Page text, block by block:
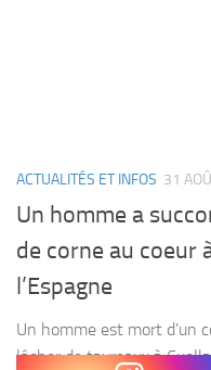
ACTUALITÉS ET INFOS 31
Un homme a
de corne au coeur
l’Espagne
Un homme est mort d’un
lâcher de taureaux à